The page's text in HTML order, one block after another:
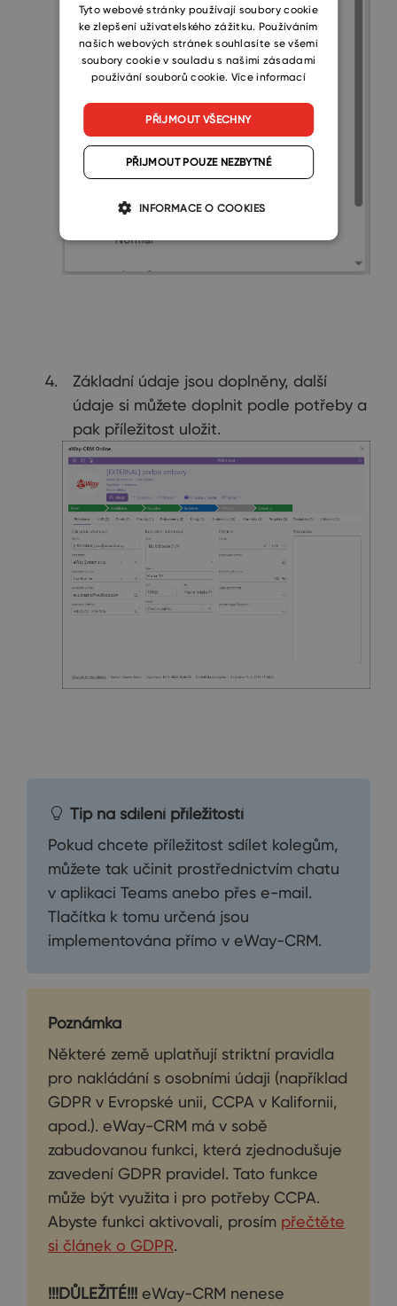
Základní údaje jsou doplněny, další
údaje si můžete doplnit podle potřeby a
pak příležitost uložit.
Tip na sdílení příležitostí
Pokud chcete příležitost sdílet kolegům,
můžete tak učinit prostřednictvím chatu
v aplikaci Teams anebo přes e-mail.
Tlačítka k tomu určená jsou
implementována přímo v eWay-CRM.
Poznámka
Některé země uplatňují striktní pravidla
pro nakládání s osobními údaji (například
GDPR v Evropské unii, CCPA v Kalifornii,
apod.). eWay-CRM má v sobě
zabudovanou funkci, která zjednodušuje
zavedení GDPR pravidel. Tato funkce
může být využita i pro potřeby CCPA.
Abyste funkci aktivovali, prosím přečtěte
si článek o GDPR.
!!!DŮLEŽITÉ!!! eWay-CRM nenese
SLOVAK
Tyto webové stránky používají soubory cookie
ke zlepšení uživatelského zážitku. Používáním
našich webových stránek souhlasíte se všemi
soubory cookie v souladu s našimi zásadami
používání souborů cookie. Více informací
PŘIJMOUT VŠECHNY
PŘIJMOUT POUZE NEZBYTNÉ
INFORMACE O COOKIES